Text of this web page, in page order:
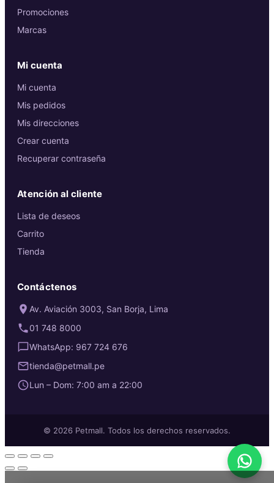
Promociones
Marcas
Mi cuenta
Mi cuenta
Mis pedidos
Mis direcciones
Crear cuenta
Recuperar contraseña
Atención al cliente
Lista de deseos
Carrito
Tienda
Contáctenos
Av. Aviación 3003, San Borja, Lima
01 748 8000
WhatsApp: 967 724 676
tienda@petmall.pe
Lun – Dom: 7:00 am a 22:00
© 2026 Petmall. Todos los derechos reservados.